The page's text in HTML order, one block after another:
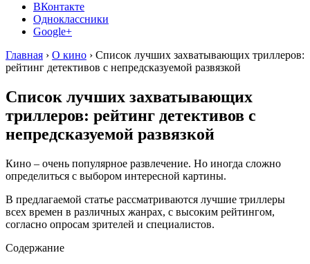
ВКонтакте
Одноклассники
Google+
Главная › О кино › Список лучших захватывающих триллеров:
рейтинг детективов с непредсказуемой развязкой
Список лучших захватывающих
триллеров: рейтинг детективов с
непредсказуемой развязкой
Кино – очень популярное развлечение. Но иногда сложно
определиться с выбором интересной картины.
В предлагаемой статье рассматриваются лучшие триллеры
всех времен в различных жанрах, с высоким рейтингом,
согласно опросам зрителей и специалистов.
Содержание